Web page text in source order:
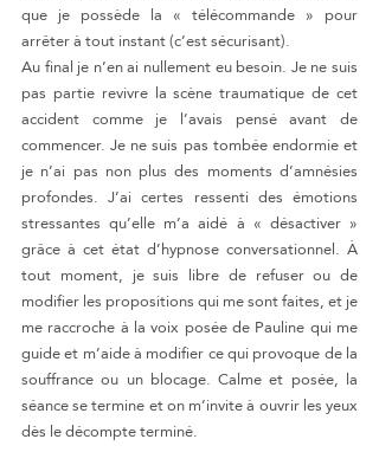
que je possède la « télécommande » pour
arrêter à tout instant (c’est sécurisant).
Au final je n’en ai nullement eu besoin. Je ne suis
pas partie revivre la scène traumatique de cet
accident comme je l’avais pensé avant de
commencer. Je ne suis pas tombée endormie et
je n’ai pas non plus des moments d’amnésies
profondes. J’ai certes ressenti des émotions
stressantes qu’elle m’a aidé à « désactiver »
grâce à cet état d’hypnose conversationnel. À
tout moment, je suis libre de refuser ou de
modifier les propositions qui me sont faites, et je
me raccroche à la voix posée de Pauline qui me
guide et m’aide à modifier ce qui provoque de la
souffrance ou un blocage. Calme et posée, la
séance se termine et on m’invite à ouvrir les yeux
dès le décompte terminé.